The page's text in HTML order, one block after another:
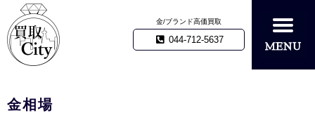
金/ブランド高価買取
044-712-5637
金相場